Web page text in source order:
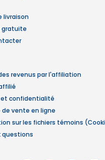
livraison
gratuite
revenus par l'affiliation
et confidentialité
de vente en ligne
sur les fichiers témoins
questions